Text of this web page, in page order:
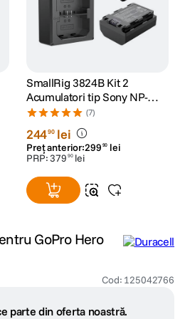
SmallRig 3824B Kit 2
Acumulatori tip Sony NP-
FZ100 si Incarcator
(7)
24490 lei
Preț anterior:299 90 lei
PRP:379 90 lei
GoPro Hero
Cod: 125042766
parte din oferta noastră.